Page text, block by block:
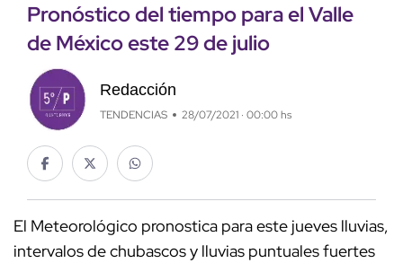
Pronóstico del tiempo para el Valle
de México este 29 de julio
Redacción
TENDENCIAS 28/07/2021 · 00:00 hs
El Meteorológico pronostica para este jueves lluvias,
intervalos de chubascos y lluvias puntuales fuertes